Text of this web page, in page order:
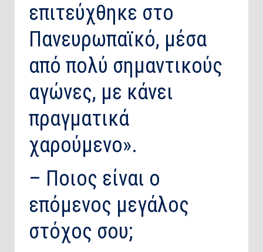
επιτεύχθηκε στο
Πανευρωπαϊκό, μέσα
από πολύ σημαντικούς
αγώνες, με κάνει
πραγματικά
χαρούμενο».
– Ποιος είναι ο
επόμενος μεγάλος
στόχος σου;